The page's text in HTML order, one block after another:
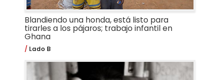
Blandiendo una honda, está listo para
tirarles a los pájaros; trabajo infantil en
Ghana
Lado B